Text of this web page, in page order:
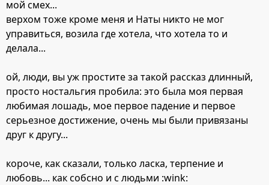
мой смех...
верхом тоже кроме меня и Наты никто не мог
управиться, возила где хотела, что хотела то и
делала...
ой, люди, вы уж простите за такой рассказ длинный,
просто ностальгия пробила: это была моя первая
любимая лошадь, мое первое падение и первое
серьезное достижение, очень мы были привязаны
друг к другу...
короче, как сказали, только ласка, терпение и
любовь... как собсно и с людьми :wink: